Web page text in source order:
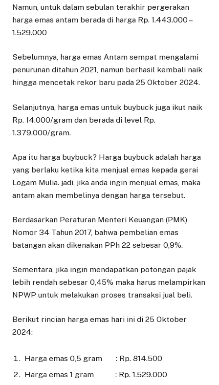
Namun, untuk dalam sebulan terakhir pergerakan
harga emas antam berada di harga Rp. 1.443.000 –
1.529.000
Sebelumnya, harga emas Antam sempat mengalami
penurunan ditahun 2021, namun berhasil kembali naik
hingga mencetak rekor baru pada 25 Oktober 2024.
Selanjutnya, harga emas untuk buybuck juga ikut naik
Rp. 14.000/gram dan berada di level Rp.
1.379.000/gram.
Apa itu harga buybuck? Harga buybuck adalah harga
yang berlaku ketika kita menjual emas kepada gerai
Logam Mulia. jadi, jika anda ingin menjual emas, maka
antam akan membelinya dengan harga tersebut.
Berdasarkan Peraturan Menteri Keuangan (PMK)
Nomor 34 Tahun 2017, bahwa pembelian emas
batangan akan dikenakan PPh 22 sebesar 0,9%.
Sementara, jika ingin mendapatkan potongan pajak
lebih rendah sebesar 0,45% maka harus melampirkan
NPWP untuk melakukan proses transaksi jual beli.
Berikut rincian harga emas hari ini di 25 Oktober
2024:
Harga emas 0,5 gram : Rp. 814.500
Harga emas 1 gram : Rp. 1.529.000